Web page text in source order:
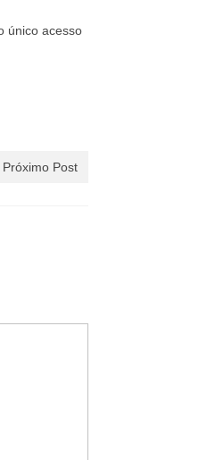
único acesso
Próximo Post